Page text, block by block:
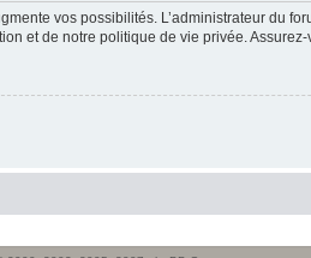
vos possibilités. L’administrateur du
et de notre politique de vie privée.